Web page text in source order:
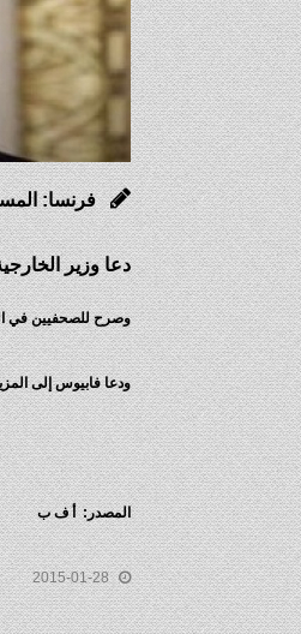
فرنسا:
دعا وزير
وصرح للصحفيين في
ودعا فابيوس إلى
المصدر: أ ف ب
2015-01-28